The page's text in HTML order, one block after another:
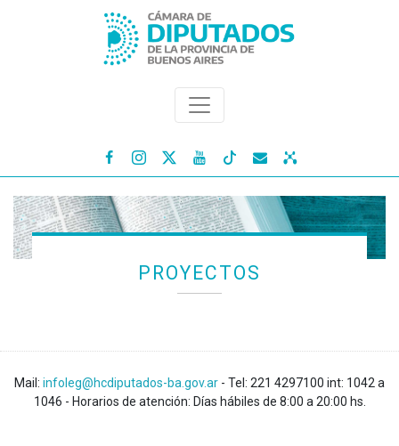
   
PROYECTOS
Mail: infoleg@hcdiputados-ba.gov.ar - Tel: 221 4297100 int: 1042 a
1046 - Horarios de atención: Días hábiles de 8:00 a 20:00 hs.